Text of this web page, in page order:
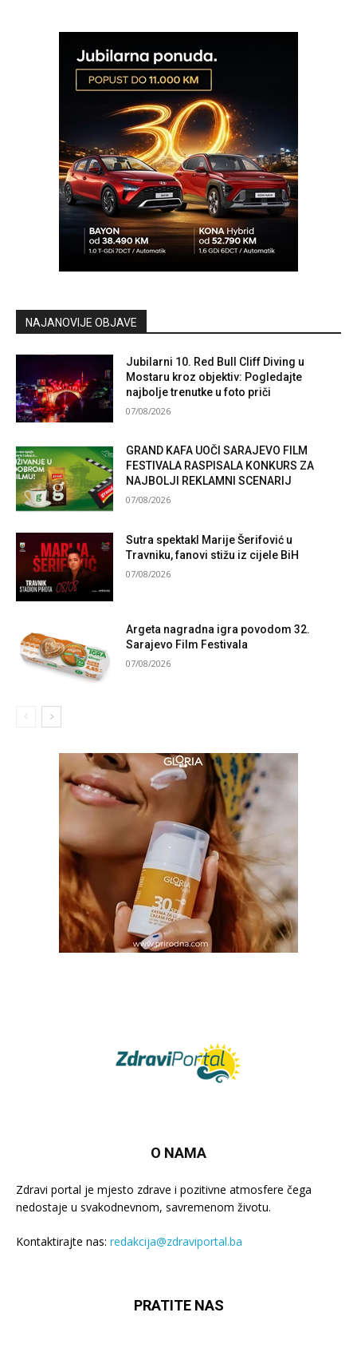
NAJANOVIJE OBJAVE
Jubilarni 10. Red Bull Cliff Diving u
Mostaru kroz objektiv: Pogledajte
najbolje trenutke u foto priči
07/08/2026
GRAND KAFA UOČI SARAJEVO FILM
FESTIVALA RASPISALA KONKURS ZA
NAJBOLJI REKLAMNI SCENARIJ
07/08/2026
Sutra spektakl Marije Šerifović u
Travniku, fanovi stižu iz cijele BiH
07/08/2026
Argeta nagradna igra povodom 32.
Sarajevo Film Festivala
07/08/2026
O NAMA
Zdravi portal je mjesto zdrave i pozitivne atmosfere čega
nedostaje u svakodnevnom, savremenom životu.
Kontaktirajte nas: redakcija@zdraviportal.ba
PRATITE NAS